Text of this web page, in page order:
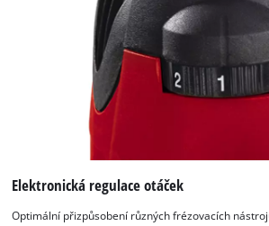
Elektronická regulace otáček
Optimální přizpůsobení různých frézovacích